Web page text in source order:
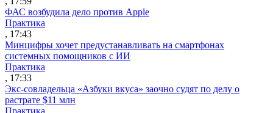
ФАС возбудила дело против Apple
Практика
, 17:43
Минцифры хочет предустанавливать на смартфонах
системных помощников с ИИ
Практика
, 17:33
Экс-совладельца «Азбуки вкуса» заочно судят по делу о
растрате $11 млн
Практика